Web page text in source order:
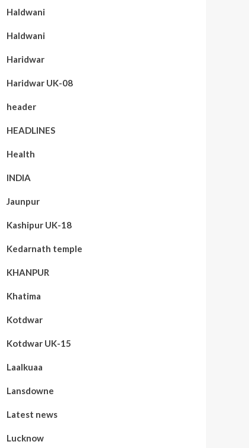
Haldwani
Haldwani
Haridwar
Haridwar UK-08
header
HEADLINES
Health
INDIA
Jaunpur
Kashipur UK-18
Kedarnath temple
KHANPUR
Khatima
Kotdwar
Kotdwar UK-15
Laalkuaa
Lansdowne
Latest news
Lucknow